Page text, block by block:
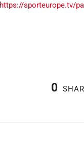
https://sporteurope.tv/
0